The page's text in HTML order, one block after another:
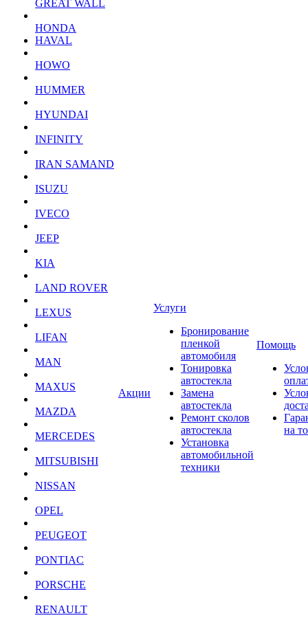
GREAT WALL
HONDA
HAVAL
HOWO
HUMMER
HYUNDAI
INFINITY
IRAN SAMAND
ISUZU
IVECO
JEEP
KIA
LAND ROVER
LEXUS
LIFAN
MAN
MAXUS
MAZDA
MERCEDES
MITSUBISHI
NISSAN
OPEL
PEUGEOT
PONTIAC
PORSCHE
RENAULT
Акции
Услуги
Бронирование
пленкой
автомобиля
Тонировка
автостекла
Замена
автостекла
Ремонт сколов
автостекла
Установка
автомобильной
техники
Помощь
на